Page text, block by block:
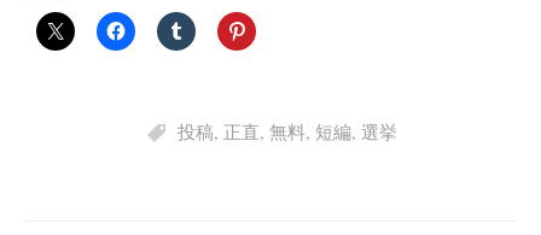
投稿, 正直, 無料, 短編, 選挙